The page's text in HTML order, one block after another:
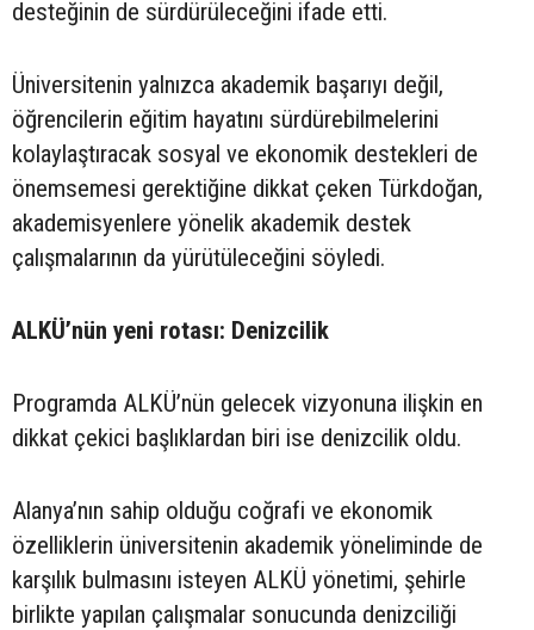
desteğinin de sürdürüleceğini ifade etti.
Üniversitenin yalnızca akademik başarıyı değil,
öğrencilerin eğitim hayatını sürdürebilmelerini
kolaylaştıracak sosyal ve ekonomik destekleri de
önemsemesi gerektiğine dikkat çeken Türkdoğan,
akademisyenlere yönelik akademik destek
çalışmalarının da yürütüleceğini söyledi.
ALKÜ’nün yeni rotası: Denizcilik
Programda ALKÜ’nün gelecek vizyonuna ilişkin en
dikkat çekici başlıklardan biri ise denizcilik oldu.
Alanya’nın sahip olduğu coğrafi ve ekonomik
özelliklerin üniversitenin akademik yöneliminde de
karşılık bulmasını isteyen ALKÜ yönetimi, şehirle
birlikte yapılan çalışmalar sonucunda denizciliği